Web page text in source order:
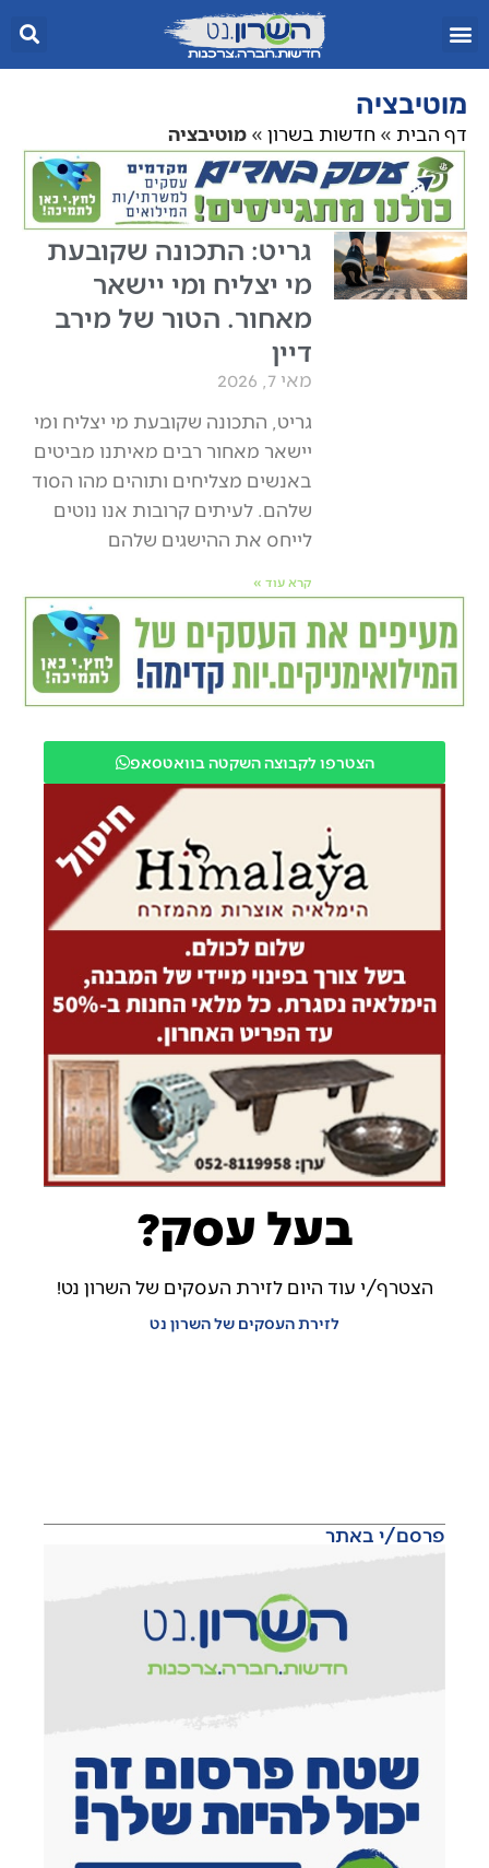
מוטיבציה
דף הבית » חדשות בשרון » מוטיבציה
גריט: התכונה שקובעת
מי יצליח ומי יישאר
מאחור. הטור של מירב
דיין
מאי 7, 2026
גריט, התכונה שקובעת מי יצליח ומי
יישאר מאחור רבים מאיתנו מביטים
באנשים מצליחים ותוהים מהו הסוד
שלהם. לעיתים קרובות אנו נוטים
לייחס את ההישגים שלהם
קרא עוד »
הצטרפו לקבוצה השקטה בוואטסאפ
בעל עסק?
הצטרף/י עוד היום לזירת העסקים של השרון נט!
לזירת העסקים של השרון נט
פרסם/י באתר